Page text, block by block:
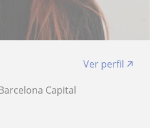
Ver perfil
Capital